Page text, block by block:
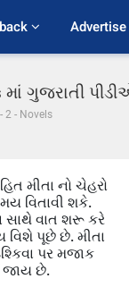
Advertise
માં ગુજરાતી
2 - Novels
મીતા નો ચેહરો
વિતાવી શકે.
સાથે વાત શરૂ કરે
વિશે પૂછે છે. મીતા
પર મજાક
જાય છે.